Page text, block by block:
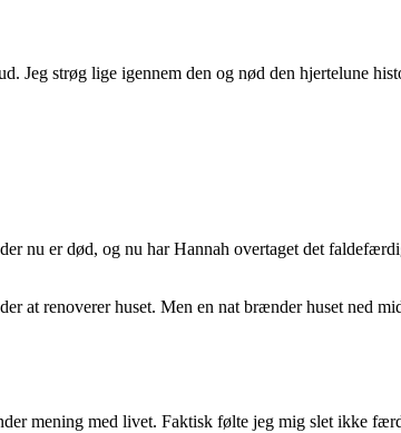
Jeg strøg lige igennem den og nød den hjertelune
nu er død, og nu har Hannah overtaget det
at renoverer huset. Men en nat brænder huset ned
mening med livet. Faktisk følte jeg mig slet ikke